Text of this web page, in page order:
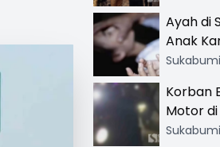
Khusus
Ayah di
Anak
Hingga
Sukabumi
Korban
Motor di
dan
Sukabumi